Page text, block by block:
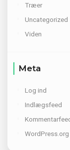
Træer
Uncategorized
Viden
Meta
Log ind
Indlægsfeed
WordPress.org